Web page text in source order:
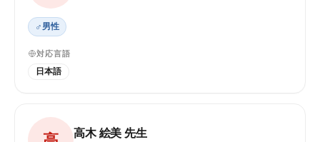
♂ 男性
対応言語
日本語
高木 絵美 先生